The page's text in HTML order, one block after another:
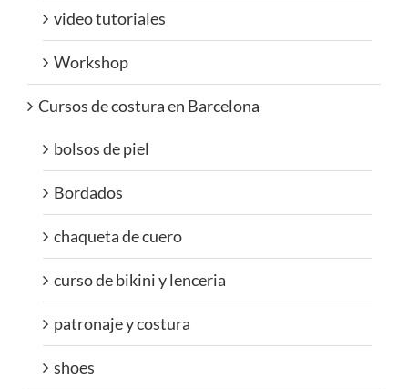
video tutoriales
Workshop
Cursos de costura en Barcelona
bolsos de piel
Bordados
chaqueta de cuero
curso de bikini y lenceria
patronaje y costura
shoes